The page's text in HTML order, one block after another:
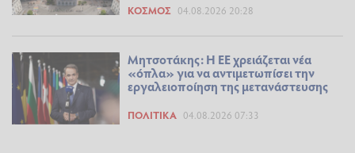
ΚΌΣΜΟΣ 04.08.2026 20:28
Μητσοτάκης: Η ΕΕ χρειάζεται νέα
«όπλα» για να αντιμετωπίσει την
εργαλειοποίηση της μετανάστευσης
ΠΟΛΙΤΙΚΆ 04.08.2026 07:33